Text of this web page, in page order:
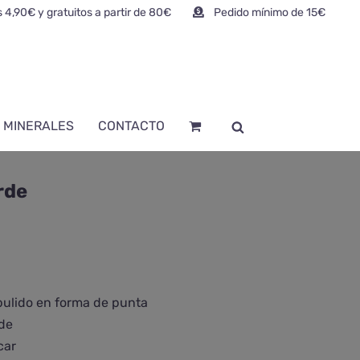
4,90€ y gratuitos a partir de 80€ Pedido mínimo de 15€
MINERALES CONTACTO
en forma de punta